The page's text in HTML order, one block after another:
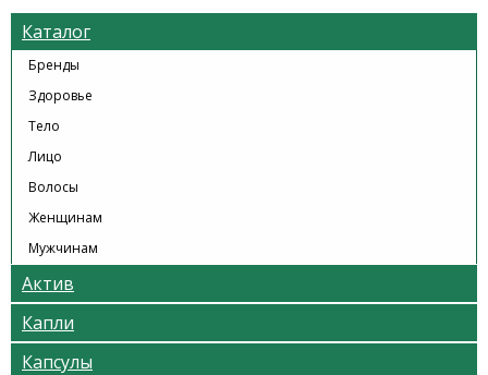
Каталог
Бренды
Здоровье
Тело
Лицо
Волосы
Женщинам
Мужчинам
Актив
Капли
Капсулы